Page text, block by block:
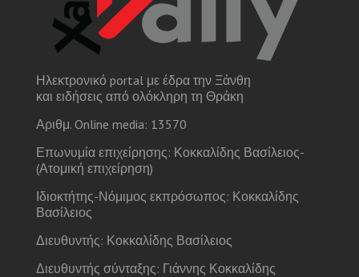
Ηλεκτρονικό portal με έδρα την Ξάνθη
και ειδήσεις από ολόκληρη τη Θράκη
Αριθμ. Online media: 13570
Επωνυμία επιχείρησης: Κοκκαλίδης Βασίλειος-
(Ατομική επιχείρηση)
Ιδιοκτήτης-Νόμιμος εκπρόσωπος: Κοκκαλίδης
Βασίλειος
Διευθυντής: Κοκκαλίδης Βασίλειος
Διευθυντής σύνταξης: Γιάννης Κοκκαλίδης